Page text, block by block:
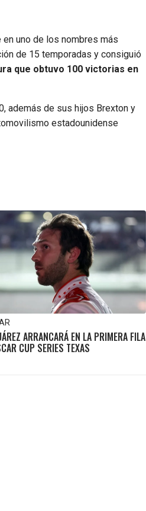
uno de los nombres más
de 15 temporadas y consiguió
que obtuvo 100 victorias en
además de sus hijos Brexton y
estadounidense
ARRANCARÁ EN LA PRIMERA FILA
CUP SERIES TEXAS